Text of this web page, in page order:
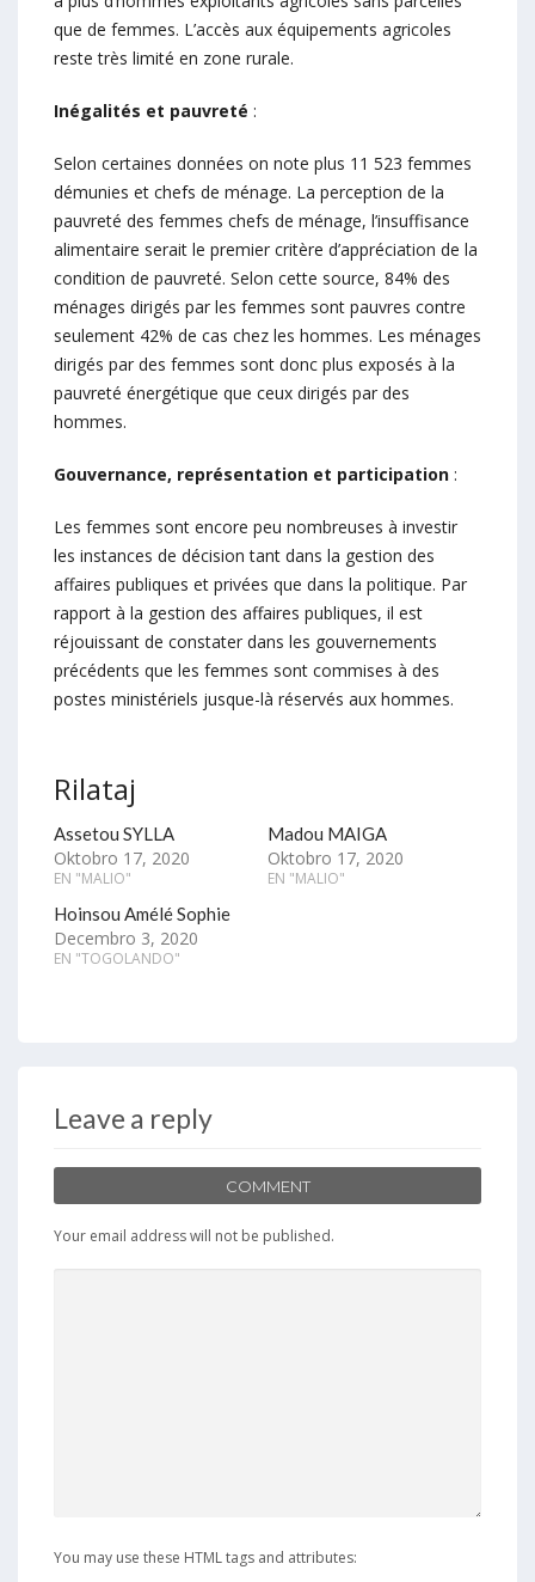
que de femmes. L’accès aux équipements agricoles
reste très limité en zone rurale.
Inégalités et pauvreté :
Selon certaines données on note plus 11 523 femmes
démunies et chefs de ménage. La perception de la
pauvreté des femmes chefs de ménage, l’insuffisance
alimentaire serait le premier critère d’appréciation de la
condition de pauvreté. Selon cette source, 84% des
ménages dirigés par les femmes sont pauvres contre
seulement 42% de cas chez les hommes. Les ménages
dirigés par des femmes sont donc plus exposés à la
pauvreté énergétique que ceux dirigés par des
hommes.
Gouvernance, représentation et participation :
Les femmes sont encore peu nombreuses à investir
les instances de décision tant dans la gestion des
affaires publiques et privées que dans la politique. Par
rapport à la gestion des affaires publiques, il est
réjouissant de constater dans les gouvernements
précédents que les femmes sont commises à des
postes ministériels jusque-là réservés aux hommes.
Rilataj
Assetou SYLLA
Oktobro 17, 2020
EN "MALIO"
Madou MAIGA
Oktobro 17, 2020
EN "MALIO"
Hoinsou Amélé Sophie
Decembro 3, 2020
EN "TOGOLANDO"
Leave a reply
COMMENT
Your email address will not be published.
You may use these HTML tags and attributes: